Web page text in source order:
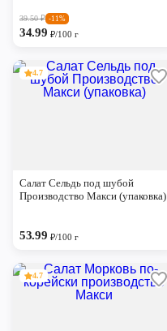
39.50₽ -11%
34.99₽/100 г
4.7
Салат Сельдь под шубой
Производство Макси (упаковка)
53.99₽/100 г
4.7